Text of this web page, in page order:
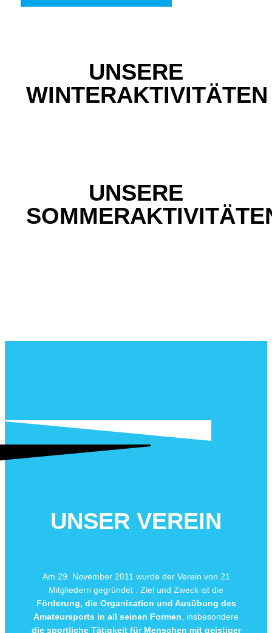
UNSERE
WINTERAKTIVITÄTEN
UNSERE
UNSER VEREIN
Am 29. November 2011 wurde der Verein von 21
Mitgliedern gegründet . Ziel und Zweck ist die
Förderung, die Organisation und Ausübung des
Amateursports in all seinen Formen , insbesondere
die sportliche Tätigkeit für Menschen mit geistiger